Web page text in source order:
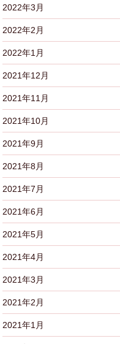
2022年3月
2022年2月
2022年1月
2021年12月
2021年11月
2021年10月
2021年9月
2021年8月
2021年7月
2021年6月
2021年5月
2021年4月
2021年3月
2021年2月
2021年1月